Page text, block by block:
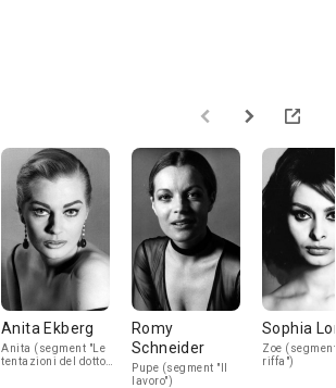
Anita Ekberg
Anita (segment "Le
tentazioni del dottor
Romy
Schneider
Pupe (segment "Il
lavoro")
Sophia
Zoe
riffa")